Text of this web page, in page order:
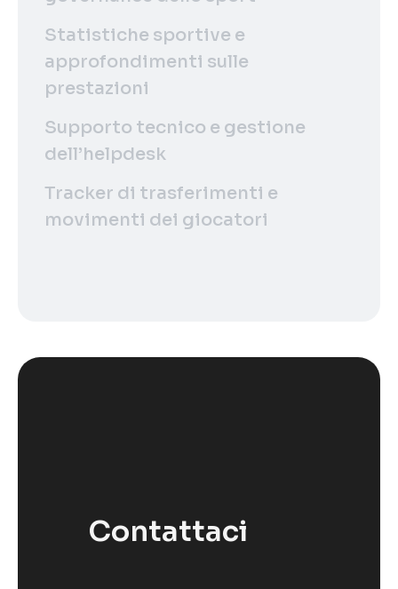
Statistiche sportive e
approfondimenti sulle
prestazioni
Supporto tecnico e gestione
dell’helpdesk
Tracker di trasferimenti e
movimenti dei giocatori
Contattaci